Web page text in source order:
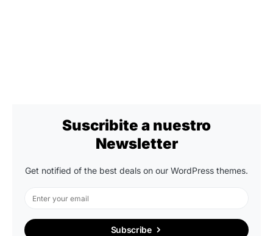
Suscribite a nuestro
Newsletter
Get notified of the best deals on our WordPress themes.
Subscribe